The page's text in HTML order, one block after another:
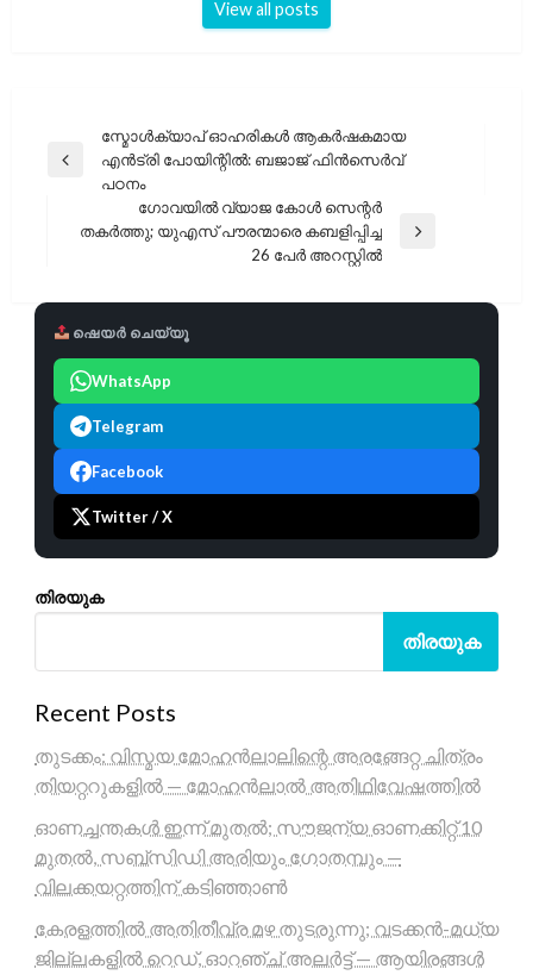
View all posts
പോസ്റ്റുകളിലൂടെ
Previous
സ്മോൾക്യാപ് ഓഹരികൾ ആകർഷകമായ
എൻട്രി പോയിന്റിൽ: ബജാജ് ഫിൻസെർവ്
പഠനം
Next
ഗോവയിൽ വ്യാജ കോൾ സെന്റർ
തകർത്തു; യുഎസ് പൗരന്മാരെ കബളിപ്പിച്ച
26 പേർ അറസ്റ്റിൽ
ഷെയർ ചെയ്യൂ
WhatsApp
Telegram
Facebook
Twitter / X
തിരയുക
തിരയുക
Recent Posts
തുടക്കം: വിസ്മയ മോഹൻലാലിന്റെ അരങ്ങേറ്റ ചിത്രം
തിയറ്ററുകളിൽ — മോഹൻലാൽ അതിഥിവേഷത്തിൽ
ഓണച്ചന്തകൾ ഇന്ന് മുതൽ; സൗജന്യ ഓണക്കിറ്റ് 10
മുതൽ, സബ്സിഡി അരിയും ഗോതമ്പും —
വിലക്കയറ്റത്തിന് കടിഞ്ഞാൺ
കേരളത്തിൽ അതിതീവ്ര മഴ തുടരുന്നു; വടക്കൻ-മധ്യ
ജില്ലകളിൽ റെഡ്, ഓറഞ്ച് അലർട്ട് — ആയിരങ്ങൾ